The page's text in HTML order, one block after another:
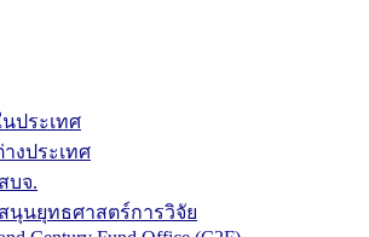
ประเทศ
งประเทศ
บจ.
นุนยุทธศาสตร์การวิจัย